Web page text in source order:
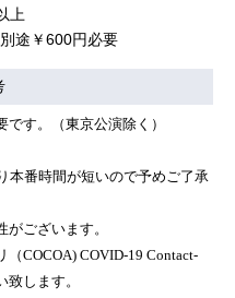
上
途￥600円必要
す。（東京公演除く）
本番時間が短いので予めご了承
ございます。
COCOA) COVID-19 Contact-
します。